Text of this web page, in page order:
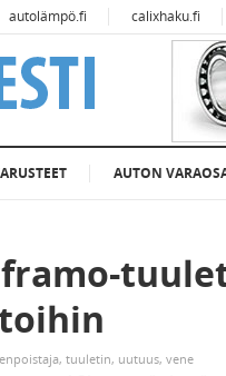
autolämpö.fi calixhaku.fi
AUTON
, tuuletin, uutuus, vene